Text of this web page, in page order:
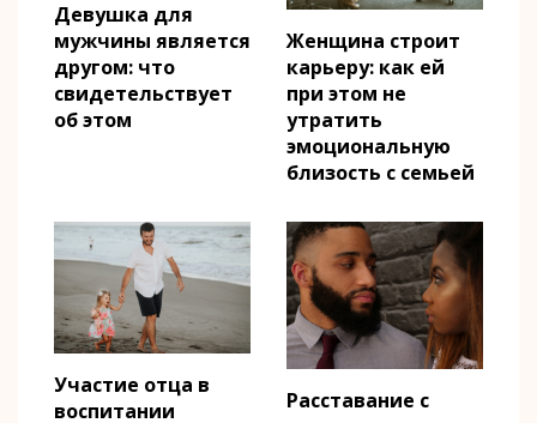
Девушка для
мужчины является
другом: что
свидетельствует
об этом
Женщина строит
карьеру: как ей
при этом не
утратить
эмоциональную
близость с семьей
Участие отца в
воспитании
Расставание с